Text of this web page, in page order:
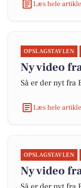
Læs hele
OPSLAGSTAVLEN
Ny video
Så er der nyt fra
Læs hele
OPSLAGSTAVLEN
Ny video